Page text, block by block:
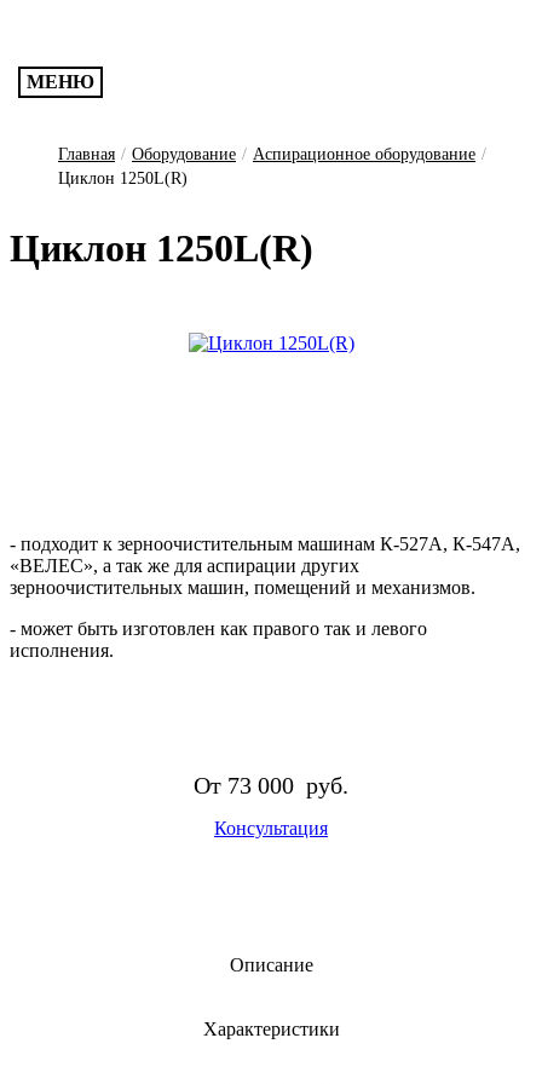
МЕНЮ
Главная / Оборудование / Аспирационное оборудование /
Циклон 1250L(R)
Циклон 1250L(R)
- подходит к зерноочистительным машинам К-527А, К-547А,
«ВЕЛЕС», а так же для аспирации других
зерноочистительных машин, помещений и механизмов.
- может быть изготовлен как правого так и левого
исполнения.
От 73 000 руб.
Консультация
Описание
Сухой циклон L(R) 1250 с тангенциальным входом
Характеристики